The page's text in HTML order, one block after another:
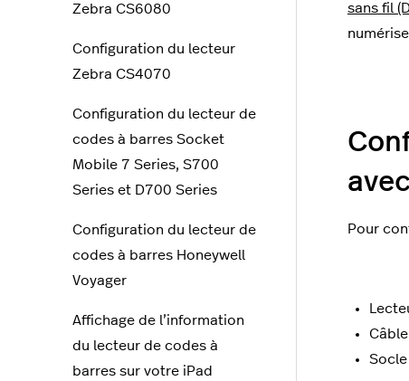
sans fil
Pour
Zebra CS6080
Configuration du lecteur
Zebra CS4070
Configuration du lecteur de
codes à barres Socket
Mobile 7 Series, S700
Series et D700 Series
Configuration du lecteur de
codes à barres Honeywell
Voyager
Affichage de l’information
du lecteur de codes à
barres sur votre iPad